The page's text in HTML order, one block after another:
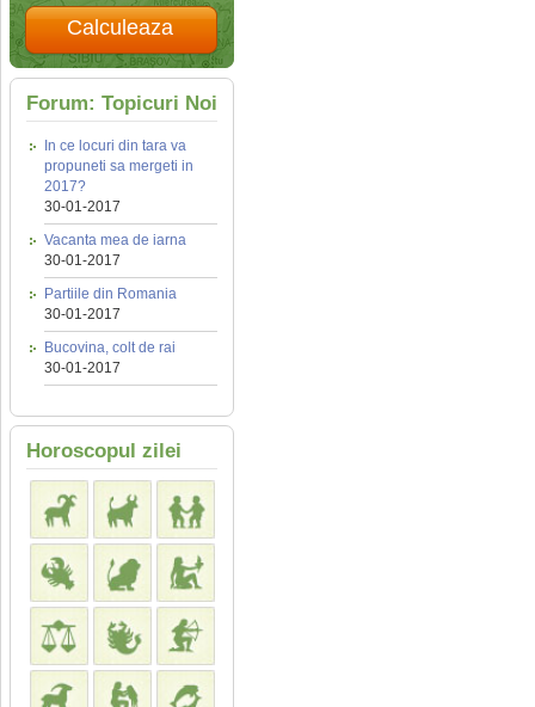
Calculeaza
Forum: Topicuri Noi
In ce locuri din tara va
propuneti sa mergeti in
2017?
30-01-2017
Vacanta mea de iarna
30-01-2017
Partiile din Romania
30-01-2017
Bucovina, colt de rai
30-01-2017
Horoscopul zilei